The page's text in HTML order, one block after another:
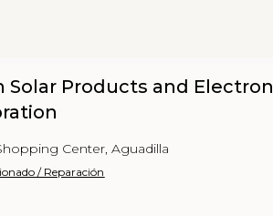
Solar Products and
Center, Aguadilla
/ Reparación